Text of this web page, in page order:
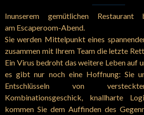
Inunserem gemütlichen
am Escaperoom-Abend
Sie werden Mittelpunkt eines
zusammen mit Ihrem Team die letzte
Ein Virus bedroht das weitere Leben auf
es gibt nur noch eine Hoffnung: Sie
Entschlüsseln von
Kombinationsgeschick, knallharte
kommen Sie dem Auffinden des